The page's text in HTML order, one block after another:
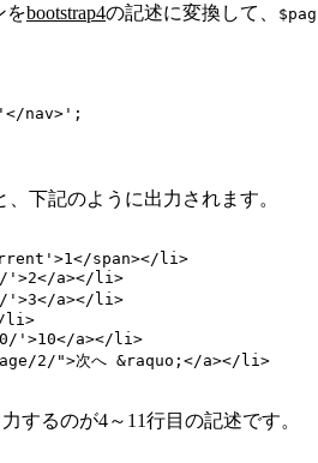
をbootstrap4の記述に変換して、
nav>';
、下記のように出力されます。
span></li>
'>2</a></li>
'>3</a></li>
li>
'>10</a></li>
2/">次へ &raquo;</a></li>
するのが4～11行目の記述です。